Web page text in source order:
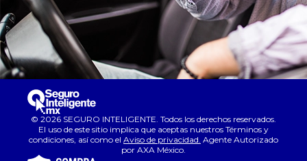
© 2026 SEGURO INTELIGENTE. Todos los derechos reservados.
El uso de este sitio implica que aceptas nuestros Términos y
condiciones, así como el Aviso de privacidad. Agente Autorizado
por AXA México.